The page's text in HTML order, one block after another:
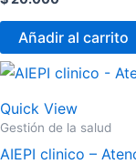
Añadir al carrito
Quick View
Gestión de la salud
AIEPI clinico –